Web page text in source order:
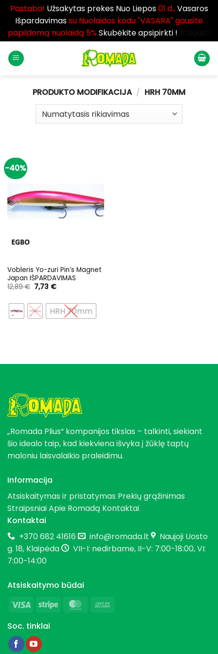
Pastaba! Užsakytas prekes Nuo Liepos01 d.,Vasaros
Išpardavimassu Nuolaidos kodu "VASARA" gausite
papildomą nuolaidą 5%Skubėkite apsipirkti !
PRODUKTO MODIFIKACIJA / HRH 70MM
-40%
Vobleris Yo-zuri Pin’s Magnet
Japan IŠPARDAVIMAS
12,89€ Original
price
12,89 €.
7,73 €Current
7,73 €.
HRH 70mm
„Romada Plius“ kompanijos tikslas – talkinti, siekiant
šio idealo taip, kad kiekviena išvyka į žūklę taptų
maloniu laisvalaikio praleidimu.
Informacija
Atsiskaitymas ir pristatymas Prekių grąžinimas
StraipsniaiApie Romadą Kontaktai
Kontaktai
+370 682 41616
info@romada.lt
Naujoji Uosto
g. 18, Klaipėda
VII-I: nedirbame, II-V: 7:00-18:00, VI:
7:00-14:00
Atsiskaitymo būdai
Visa
Stripe MasterCard
Soc. tinklai